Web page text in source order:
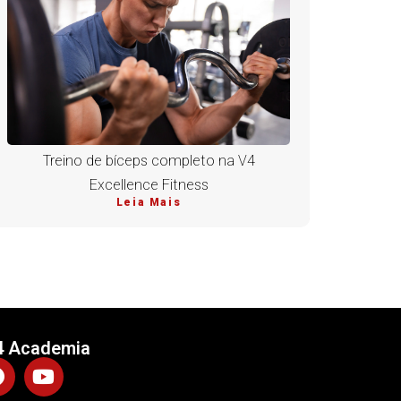
Treino de bíceps completo na V4
Excellence Fitness
Leia Mais
Academia